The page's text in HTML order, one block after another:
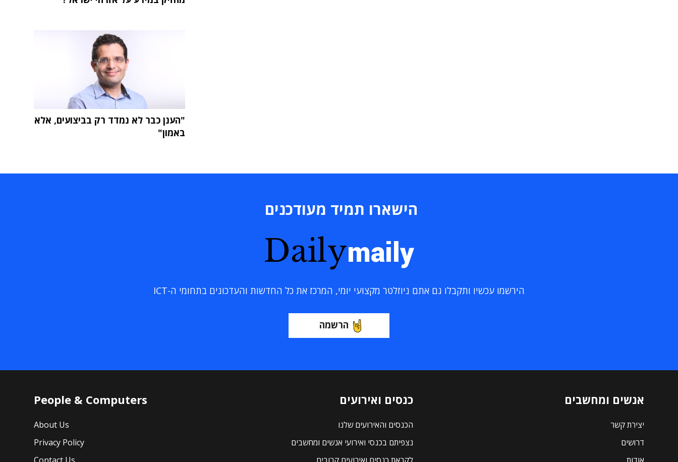
"הענן כבר לא נמדד רק בביצועים, אלא
באמון"
הישארו תמיד מעודכנים
Dailymaily
הירשמו עכשיו ותקבלו גם אתם ניוזלטר מקצועי יומי, המרכז את כל החדשות והעדכונים בתחומי ה-ICT
הרשמה
אנשים ומחשבים
יצירת קשר
דרושים
כנסים ואירועים
הכנסים והאירועים שלנו
נצפיתם בכנסי ואירועי אנשים ומחשבים
People & Computers
About Us
Privacy Policy